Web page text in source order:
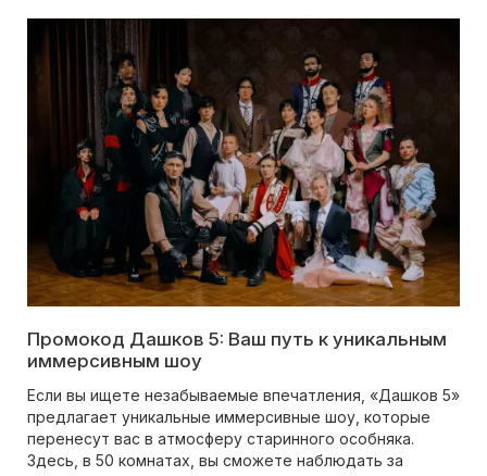
Промокод Дашков 5: Ваш путь к уникальным
иммерсивным шоу
Если вы ищете незабываемые впечатления, «Дашков 5»
предлагает уникальные иммерсивные шоу, которые
перенесут вас в атмосферу старинного особняка.
Здесь, в 50 комнатах, вы сможете наблюдать за